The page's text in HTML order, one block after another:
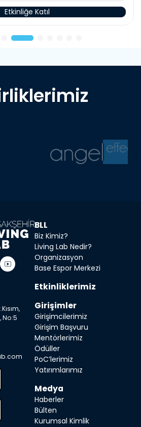
Etkinliğe Katıl
BLL
Biz Kimiz?
Living Lab Nedir?
Organizasyon
Base Espor Merkezi
Etkinliklerimiz
Girişimler
Girişimcilerimiz
Girişim Başvuru
Mentörlerimiz
Ödüller
PoC’lerimiz
Yatırımlarımız
Medya
Haberler
Bülten
Kurumsal Kimlik